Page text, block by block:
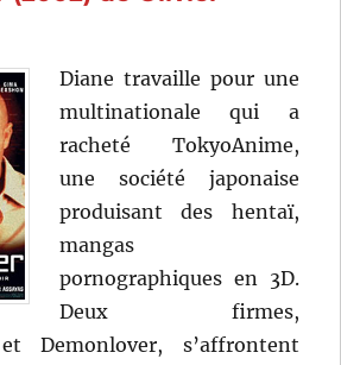
Diane travaille pour une
multinationale qui a
racheté TokyoAnime,
une société japonaise
produisant des hentaï,
mangas
pornographiques en 3D.
Deux firmes,
Demonlover, s’affrontent